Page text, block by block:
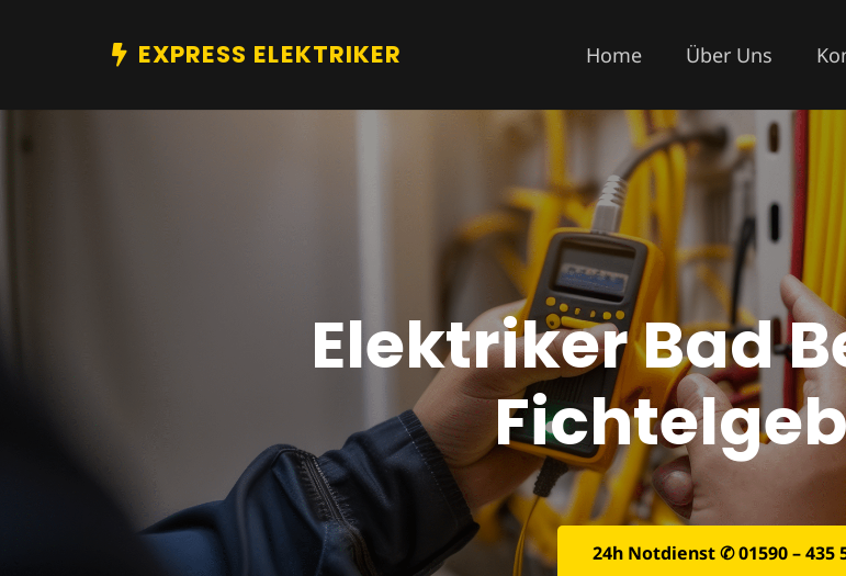
EXPRESS ELEKTRIKER Home Über Uns
Elektriker Bad
24h Notdienst ✆ 01590 – 435